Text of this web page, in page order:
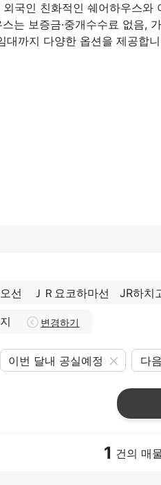
국인 친화적인 쉐어하우스와
는 보증금·중개수수료 없음,
대까지 다양한 옵션을 제공합
선 ＪＲ요코하마선 JR하치
변경하기
이번 달내 공실예정 다
1 건의 매